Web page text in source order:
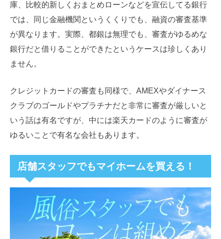
庫、比較的新しくおまとめローンなどを宣伝してる銀行
では、同じ金融機関というくくりでも、融資の審査基準
が異なります。実際、都銀は無理でも、審査がゆるめな
銀行だと借りることができたというケースは珍しくあり
ません。
クレジットカードの審査も同様で、AMEXやダイナース
クラブのゴールドやプラチナだと非常に審査が厳しいと
いう話は有名ですが、中には楽天カードのように審査が
ゆるいことで有名な会社もあります。
店舗スタッフでもマイホームを買える！